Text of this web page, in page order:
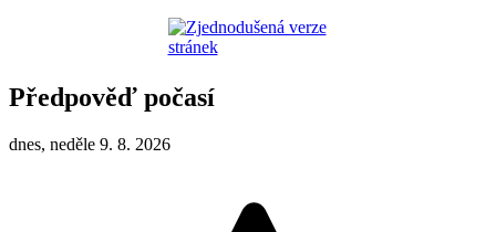
Předpověď počasí
dnes, neděle 9. 8. 2026